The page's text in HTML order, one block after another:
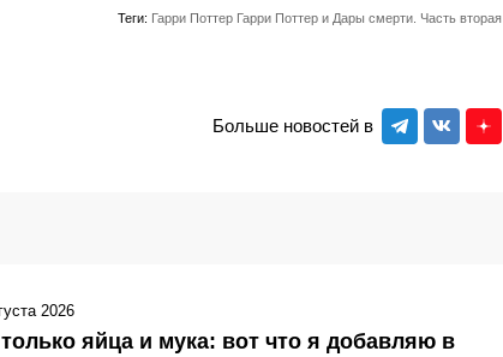
Теги: Гарри Поттер Гарри Поттер и Дары смерти. Часть вторая
Больше новостей в
яйца и мука: вот что я добавляю в
2026